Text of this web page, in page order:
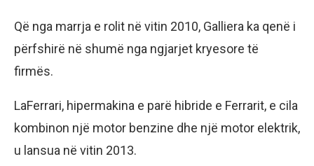
Që nga marrja e rolit në vitin 2010, Galliera ka qenë i
përfshirë në shumë nga ngjarjet kryesore të
firmës.
LaFerrari, hipermakina e parë hibride e Ferrarit, e cila
kombinon një motor benzine dhe një motor elektrik,
u lansua në vitin 2013.